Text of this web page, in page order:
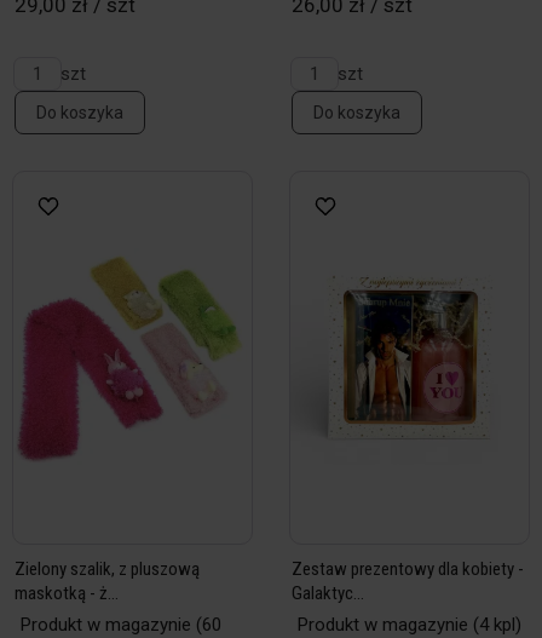
29,00 zł / szt
szt
Do koszyka
26,00 zł / szt
szt
Do koszyka
Zielony szalik, z pluszową
maskotką - ż...
Produkt w magazynie (60
Zestaw prezentowy dla kobiety -
Galaktyc...
Produkt w magazynie (4 kpl)